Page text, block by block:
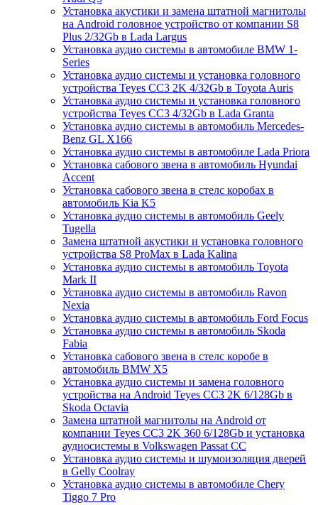
Установка акустики и замена штатной магнитолы
на Android головное устройство от компании S8
Plus 2/32Gb в Lada Largus
Установка аудио системы в автомобиле BMW 1-
Series
Установка аудио системы и установка головного
устройства Teyes CC3 2K 4/32Gb в Toyota Auris
Установка аудио системы и установка головного
устройства Teyes CC3 4/32Gb в Lada Granta
Установка аудио системы в автомобиль Mercedes-
Benz GL X166
Установка аудио системы в автомобиле Lada Priora
Установка сабового звена в автомобиль Hyundai
Accent
Установка сабового звена в стелс коробах в
автомобиль Kia K5
Установка аудио системы в автомобиль Geely
Tugella
Замена штатной акустики и установка головного
устройства S8 ProMax в Lada Kalina
Установка аудио системы в автомобиль Toyota
Mark II
Установка аудио системы в автомобиль Ravon
Nexia
Установка аудио системы в автомобиль Ford Focus
Установка аудио системы в автомобиль Skoda
Fabia
Установка сабового звена в стелс коробе в
автомобиль BMW X5
Установка аудио системы и замена головного
устройства на Android Teyes CC3 2K 6/128Gb в
Skoda Octavia
Замена штатной магнитолы на Android от
компании Teyes CC3 2K 360 6/128Gb и установка
аудиосистемы в Volkswagen Passat CC
Установка аудио системы и шумоизоляция дверей
в Gelly Coolray
Установка аудио системы в автомобиле Chery
Tiggo 7 Pro